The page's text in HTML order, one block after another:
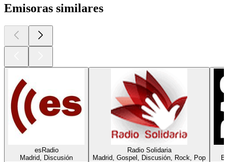
Emisoras similares
esRadio
Madrid, Discusión
Radio Solidaria
Madrid, Gospel, Discusión, Rock, Pop